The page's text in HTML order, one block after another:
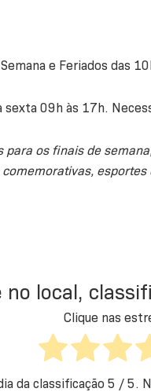
e Feriados das
sexta 09h às 17h.
para os finais de
esportes
no local,
Clique nas
da classificação 5 / 5.